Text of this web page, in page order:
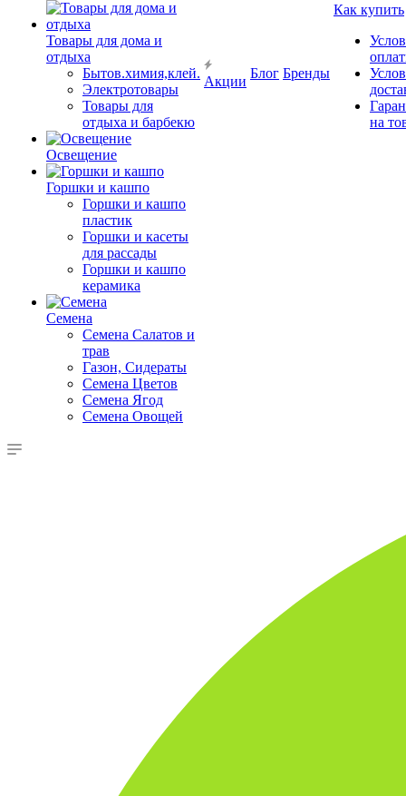
Товары для дома и
отдыха
Бытов.химия,клей.
Электротовары
Товары для
отдыха и барбекю
Освещение
Горшки и кашпо
Горшки и кашпо
пластик
Горшки и касеты
для рассады
Горшки и кашпо
керамика
Семена
Семена Салатов и
трав
Газон, Сидераты
Семена Цветов
Семена Ягод
Семена Овощей
Акции
Блог Бренды
Как купить
на